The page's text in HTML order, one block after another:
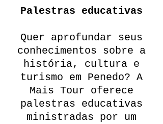
Palestras educativas
Quer aprofundar seus
conhecimentos sobre a
história, cultura e
turismo em Penedo? A
Mais Tour oferece
palestras educativas
ministradas por um